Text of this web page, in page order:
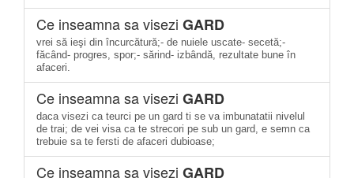
Ce inseamna sa visezi GARD
vrei să ieşi din încurcătură;- de nuiele uscate- secetă;-
făcând- progres, spor;- sărind- izbândă, rezultate bune în
afaceri.
Ce inseamna sa visezi GARD
daca visezi ca teurci pe un gard ti se va imbunatatii nivelul
de trai; de vei visa ca te strecori pe sub un gard, e semn ca
trebuie sa te fersti de afaceri dubioase;
Ce inseamna sa visezi GARD